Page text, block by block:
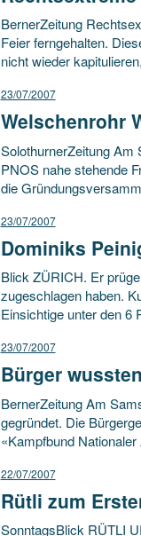
BernerZeitung
Feier ferngehalten.
nicht wieder
23/07/2007
Welschenrohr
SolothurnerZeitung Am
PNOS nahe stehende
die
23/07/2007
Dominiks
Blick ZÜRICH. Er
zugeschlagen haben.
Einsichtige unter den 6
23/07/2007
Bürger
BernerZeitung Am
gegründet. Die
«Kampfbund
22/07/2007
Rütli zum
SonntagsBlick RÜTLI